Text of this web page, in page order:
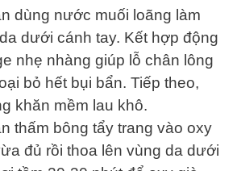
dùng nước muối loãng làm
dưới cánh tay. Kết hợp động
nhẹ nhàng giúp lỗ chân lông
bỏ hết bụi bẩn. Tiếp theo,
khăn mềm lau khô.
thấm bông tẩy trang vào oxy
đủ rồi thoa lên vùng da dưới